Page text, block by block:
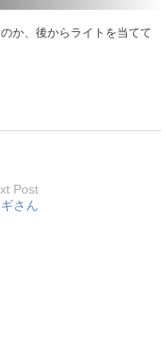
か、後からライトを当てて
Post
さん